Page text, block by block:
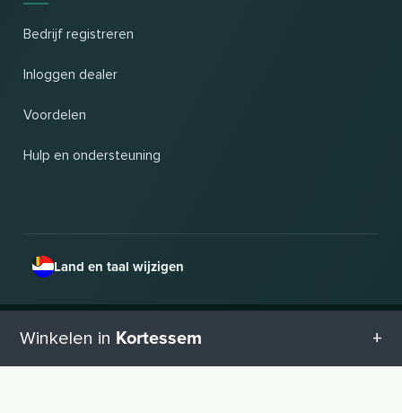
Bedrijf registreren
Inloggen dealer
Voordelen
Hulp en ondersteuning
Land en taal wijzigen
van hun respectieve eigenaars. Alle informatie zonder garantie. Status 06.08.2026
Winkelen in Kortessem